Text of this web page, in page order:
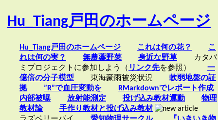
Hu_Tiang戸田のホームページ
Hu_Tiang戸田のホームページ これは何の花？
こ
れは何の実？
無農薬野菜 身近な野草
カタバ
ミプロジェクトに参加しよう（ リンク先を参照）
一
億倍の分子模型
東海豪雨被災状況
軟弱地盤の証
拠
”R”で血圧変動を
RMarkdownでレポート作成
内部被曝
放射能測定 投げ込み教材運動
物理
教材論
手作り教材と投げ込み教材